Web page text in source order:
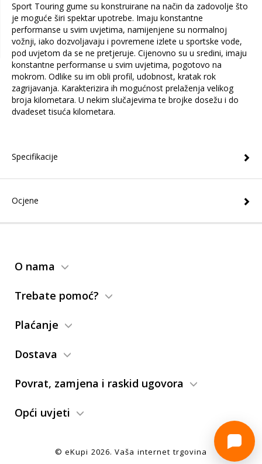
Sport Touring gume su konstruirane na način da zadovolje što
je moguće širi spektar upotrebe. Imaju konstantne
performanse u svim uvjetima, namijenjene su normalnoj
vožnji, iako dozvoljavaju i povremene izlete u sportske vode,
pod uvjetom da se ne pretjeruje. Cijenovno su u sredini, imaju
konstantne performanse u svim uvjetima, pogotovo na
mokrom. Odlike su im obli profil, udobnost, kratak rok
zagrijavanja. Karakterizira ih mogućnost prelaženja velikog
broja kilometara. U nekim slučajevima te brojke dosežu i do
dvadeset tisuća kilometara.
Specifikacije
Ocjene
O nama
Trebate pomoć?
Plaćanje
Dostava
Povrat, zamjena i raskid ugovora
Opći uvjeti
© eKupi 2026. Vaša internet trgovina